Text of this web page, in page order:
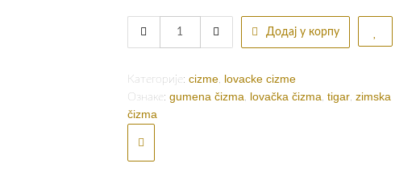
Balkan
Додај у корпу
Категорије: cizme, lovacke cizme
Ознаке: gumena čizma, lovačka čizma, tigar, zimska
čizma